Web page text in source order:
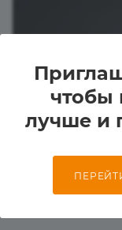
чтобы
лучше и